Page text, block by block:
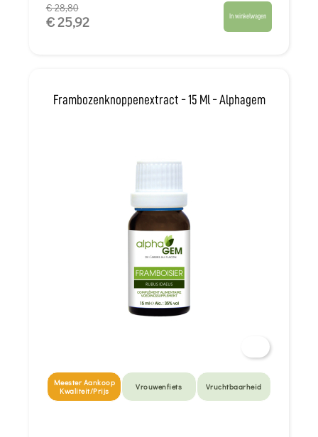
€ 28,80
€ 25,92 In winkelwagen
Frambozenknoppenextract - 15 Ml - Alphagem
Meester Aankoop
Kwaliteit/Prijs
Vrouwenfiets Vruchtbaarheid